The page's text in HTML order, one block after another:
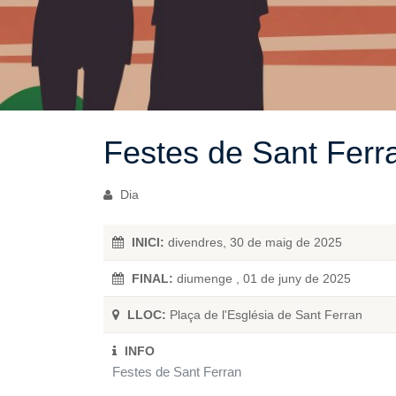
Festes de Sant
Dia
INICI: divendres, 30 de maig de 2025
FINAL: diumenge , 01 de juny de 2025
LLOC: Plaça de l'Església de Sant Ferran
INFO
Festes de Sant Ferran